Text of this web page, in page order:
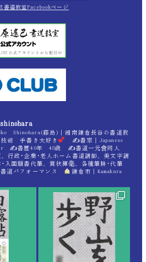
書道教室Facebookページ
Shinohara(藤島)｜湘南鎌倉長谷の書道教
術 手書き大好き
✍書家｜Japanese
✍書歴40年 48歳 ✍書道一元會同人
行政･企業･老人ホーム書道講師、美文字講
園願書代筆、賞状揮毫、各種筆耕･代筆
道パフォーマンス
鎌倉市｜Kamakura